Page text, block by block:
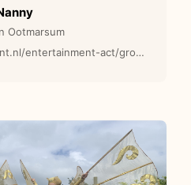
Ootmarsum
www.primaentertainment.nl/entertainment-act/groene-bomen-steltenlopers/